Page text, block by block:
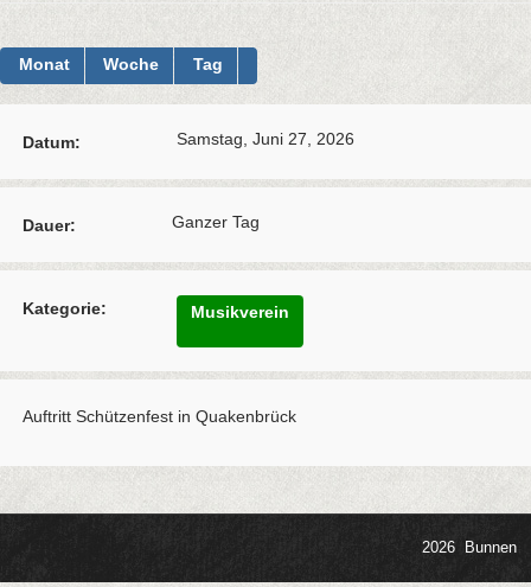
Monat Woche Tag
Datum: Samstag, Juni 27, 2026
Dauer: Ganzer Tag
Kategorie: Musikverein
Auftritt Schützenfest in Quakenbrück
2026 Bunnen